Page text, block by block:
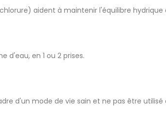
aident à maintenir l'équilibre
d'eau, en 1 ou 2 prises.
d'un mode de vie sain et ne pas être